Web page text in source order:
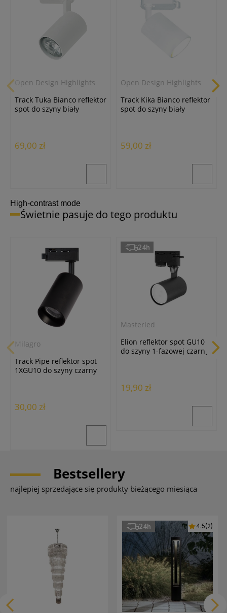
Open Design Highlights
Track Tuka Bianco reflektor
spot do szyny biały
69,00 zł
Open Design Highlights
Track Kika Bianco reflektor
spot do szyny biały
59,00 zł
High-contrast mode
Świetnie pasuje do tego produktu
Milagro
Track Pipe reflektor spot
1XGU10 do szyny czarny
30,00 zł
Masterled
Elion reflektor spot GU10
do szyny 1-fazowej czarny
19,90 zł
24h
Bestsellery
najlepiej sprzedające się produkty bieżącego miesiąca
24h 4.5(2)